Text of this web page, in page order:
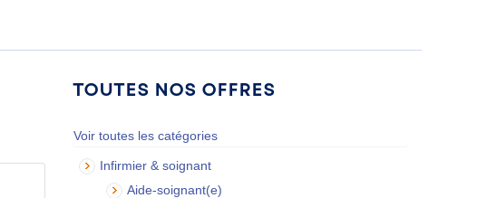
Toutes nos offres
Voir toutes les catégories
Infirmier & soignant
Aide-soignant(e)